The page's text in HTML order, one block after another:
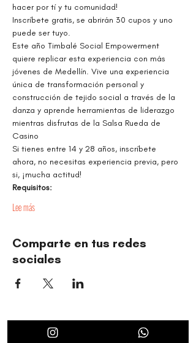
hacer por tí y tu comunidad!
Inscríbete gratis, se abrirán 30 cupos y uno
puede ser tuyo.
Este año Timbalé Social Empowerment
quiere replicar esta experiencia con más
jóvenes de Medellín. Vive una experiencia
única de transformación personal y
construcción de tejido social a través de la
danza y aprende herramientas de liderazgo
mientras disfrutas de la Salsa Rueda de
Casino
Si tienes entre 14 y 28 años, inscríbete
ahora, no necesitas experiencia previa, pero
si, ¡mucha actitud!
Requisitos:
Lee más
Comparte en tus redes
sociales
Dance and Music: Driving Forces of Peace, Well-Being,
Leadership, and Community